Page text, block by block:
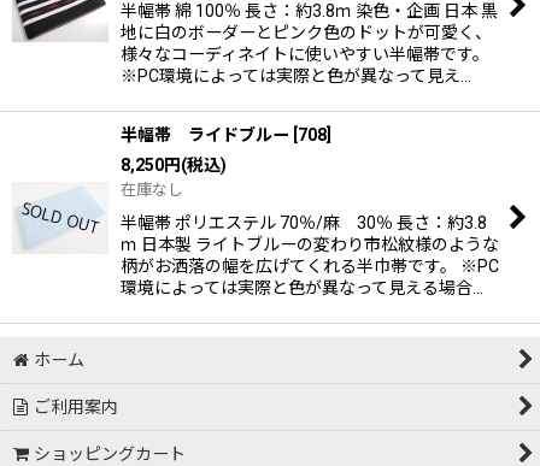
半幅帯 綿 100％ 長さ：約3.8ｍ 染色・企画 日本 黒
地に白のボーダーとピンク色のドットが可愛く、
様々なコーディネイトに使いやすい半幅帯です。
※PC環境によっては実際と色が異なって見え…
半幅帯 ライドブルー 708
8,250円(税込)
在庫なし
半幅帯 ポリエステル 70％/麻 30％ 長さ：約3.8
ｍ 日本製 ライトブルーの変わり市松紋様のような
柄がお洒落の幅を広げてくれる半巾帯です。 ※PC
環境によっては実際と色が異なって見える場合…
ホーム
ご利用案内
ショッピングカート